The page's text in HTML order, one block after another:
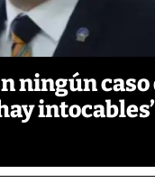
ningún
intocables’